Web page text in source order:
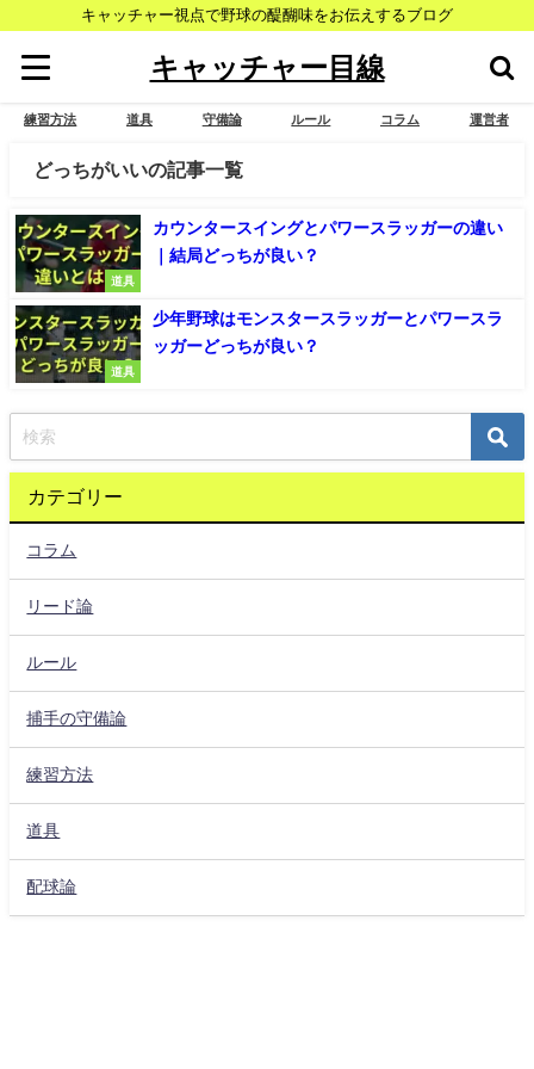
キャッチャー視点で野球の醍醐味をお伝えするブログ
キャッチャー目線
練習方法 道具 守備論 ルール コラム 運営者
どっちがいいの記事一覧
道具
カウンタースイングとパワースラッガーの違い
｜結局どっちが良い？
道具
少年野球はモンスタースラッガーとパワースラ
ッガーどっちが良い？
カテゴリー
コラム
リード論
ルール
捕手の守備論
練習方法
道具
配球論